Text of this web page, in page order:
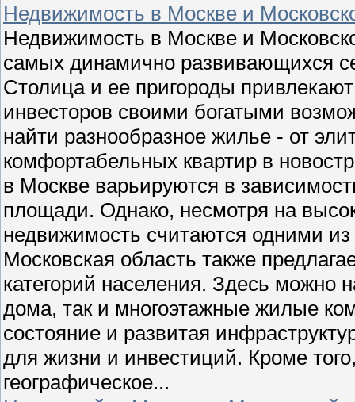
Недвижимость в Москве и
Недвижимость в Москве и
самых динамично развивающихся
Столица и ее пригороды
инвесторов своими богатыми
найти разнообразное жилье - от
комфортабельных квартир в
в Москве варьируются в
площади. Однако, несмотря на
недвижимость считаются одними
Московская область также
категорий населения. Здесь можно
дома, так и многоэтажные жилые
состояние и развитая
для жизни и инвестиций. Кроме
географическое...